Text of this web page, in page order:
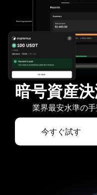
暗号資産
業界最安水準の
今すぐ試す